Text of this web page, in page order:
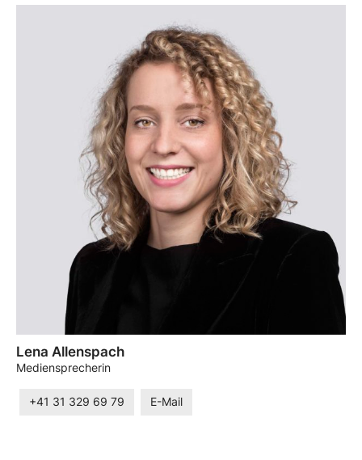
Lena Allenspach
Mediensprecherin
+41 31 329 69 79 E-Mail